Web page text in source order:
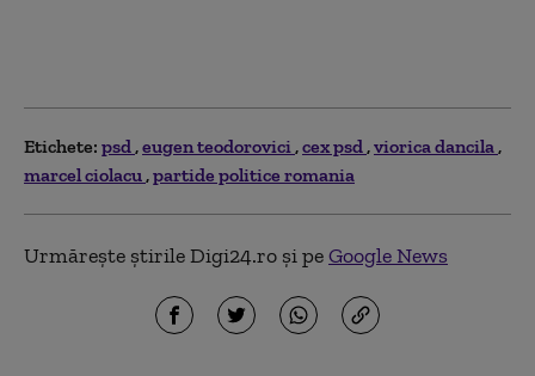
Etichete: psd eugen teodorovici cex psd viorica dancila
marcel ciolacu partide politice romania
Urmărește știrile Digi24.ro și peGoogle News